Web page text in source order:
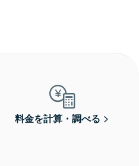
料金を計算・調べる